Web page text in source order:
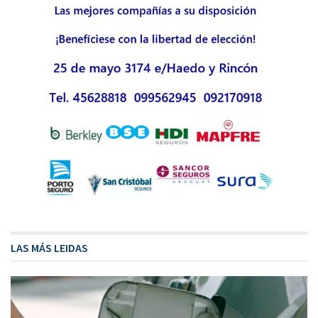
LAS MÁS LEIDAS